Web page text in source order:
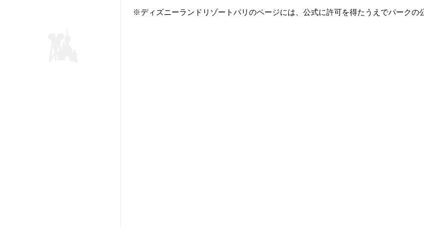
※ディズニーランドリゾートパリのページには、公式に許可を得たうえでパークの